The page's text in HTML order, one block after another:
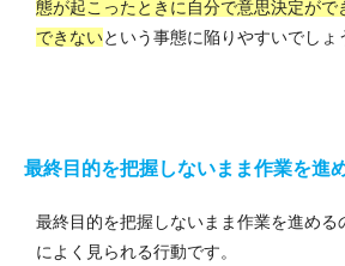
態が起こったときに自分で意思決定がで
できないという事態に陥りやすいでしょ
最終目的を把握しないまま作業を進
最終目的を把握しないまま作業を進める
によく見られる行動です。